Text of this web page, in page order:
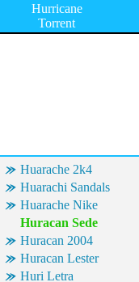
Hurricane
Torrent
Huarache 2k4
Huarachi Sandals
Huarache Nike
Huracan Sede
Huracan 2004
Huracan Lester
Huri Letra